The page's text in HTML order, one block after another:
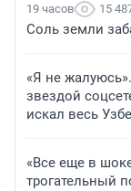
19 часов 15
Соль земли
«Я не
звездой
искал весь
«Все еще в
трогательный